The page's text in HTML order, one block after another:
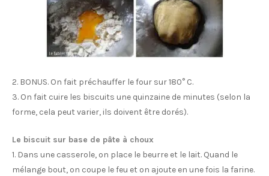
2. BONUS. On fait préchauffer le four sur 180° C.
3. On fait cuire les biscuits une quinzaine de minutes (selon la
forme, cela peut varier, ils doivent être dorés).
Le biscuit sur base de pâte à choux
1. Dans une casserole, on place le beurre et le lait. Quand le
mélange bout, on coupe le feu et on ajoute en une fois la farine.